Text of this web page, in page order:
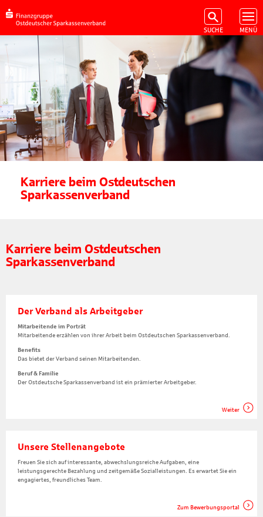
Karriere beim Ostdeutschen
Sparkassenverband
Karriere beim Ostdeutschen
Sparkassenverband
Der Verband als Arbeitgeber
Mitarbeitende im Porträt
Mitarbeitende erzählen von ihrer Arbeit beim Ostdeutschen Sparkassenverband.
Benefits
Das bietet der Verband seinen Mitarbeitenden.
Beruf & Familie
Der Ostdeutsche Sparkassenverband ist ein prämierter Arbeitgeber.
Weiter
Unsere Stellenangebote
Freuen Sie sich auf interessante, abwechslungsreiche Aufgaben, eine
leistungsgerechte Bezahlung und zeitgemäße Sozialleistungen. Es erwartet Sie ein
engagiertes, freundliches Team.
Zum Bewerbungsportal